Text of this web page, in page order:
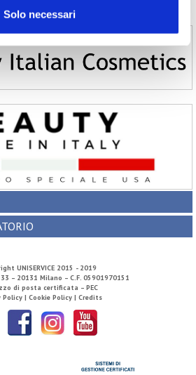
Solo necessari
UNISERVICE 2015 - 2019
– 20131 Milano – C.F. 05901970151
di posta certificata – PEC
Policy | Cookie Policy | Credits